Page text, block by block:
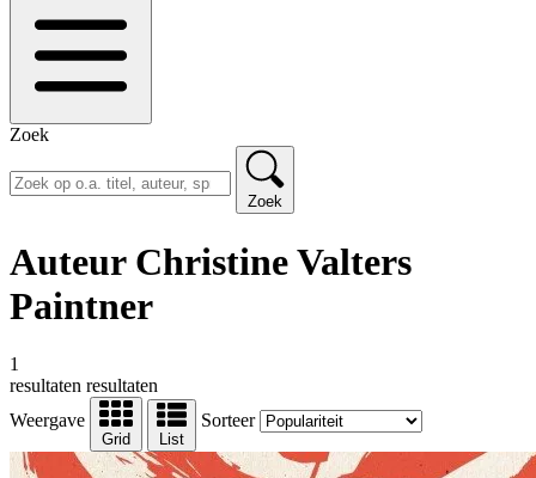
Zoek
Zoek
Auteur Christine Valters
Paintner
1
resultaten resultaten
Weergave
Grid List
Sorteer